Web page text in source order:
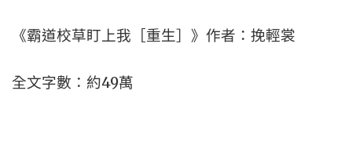
《霸道校草盯上我［重生］》作者：挽輕裳
全文字數：約49萬